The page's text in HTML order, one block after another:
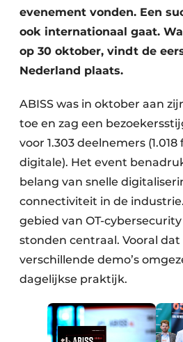
evenement vonden. Een
ook internationaal gaat.
op 30 oktober, vindt de
Nederland plaats.
ABISS was in oktober aan
toe en zag een
voor 1.303 deelnemers
digitale). Het event
belang van snelle
connectiviteit in de
gebied van OT-
stonden centraal. Vooral
verschillende demo’s
dagelijkse praktijk.